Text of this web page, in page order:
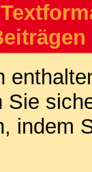
Sie
indem